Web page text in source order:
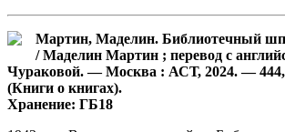
Мартин, Маделин. Библиотечный
/ Маделин Мартин ; перевод с
Чураковой. — Москва : АСТ, 2024. —
(Книги о книгах).
Хранение: ГБ18